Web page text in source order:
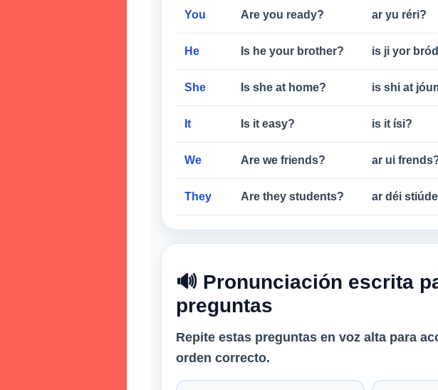
You Are you ready? ar yu réri?
He Is he your brother? is ji yor
She Is she at home? is shi at
It Is it easy? is it ísi?
We Are we friends? ar ui
They Are they students? ar déi
🔊 Pronunciación escrita
preguntas
Repite estas preguntas en voz alta para
orden correcto.